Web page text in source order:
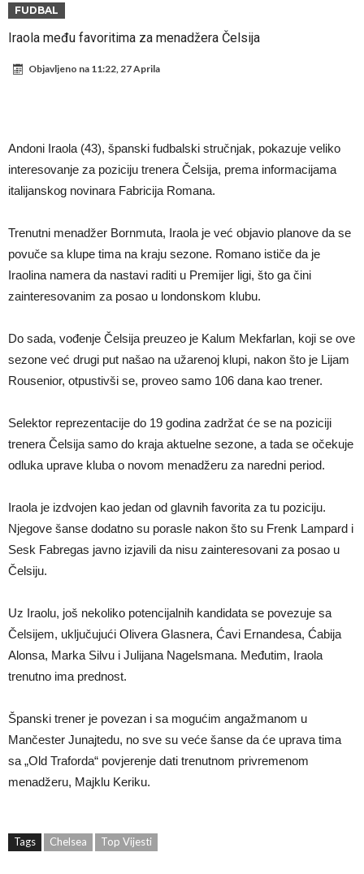
Suđenje o smrti Maradone: Noge su mu bile natečene, nije se htio
Samo dva fudbalska velikana uspjela su ostvariti “nemoguće”! Jedan
od njih je Messi, znate li ko je drugi?
Прijelom u transferu Romera? Inter nema dovoljno sredstava,
FUDBAL
Iraola među favoritima za menadžera Čelsija
Objavljeno na 11:22, 27 Aprila
Andoni Iraola (43), španski fudbalski stručnjak, pokazuje veliko
interesovanje za poziciju trenera Čelsija, prema informacijama
italijanskog novinara Fabricija Romana.
Trenutni menadžer Bornmuta, Iraola je već objavio planove da se
povuče sa klupe tima na kraju sezone. Romano ističe da je
Iraolina namera da nastavi raditi u Premijer ligi, što ga čini
zainteresovanim za posao u londonskom klubu.
Do sada, vođenje Čelsija preuzeo je Kalum Mekfarlan, koji se ove
sezone već drugi put našao na užarenoj klupi, nakon što je Lijam
Rousenior, otpustivši se, proveo samo 106 dana kao trener.
Selektor reprezentacije do 19 godina zadržat će se na poziciji
trenera Čelsija samo do kraja aktuelne sezone, a tada se očekuje
odluka uprave kluba o novom menadžeru za naredni period.
Iraola je izdvojen kao jedan od glavnih favorita za tu poziciju.
Njegove šanse dodatno su porasle nakon što su Frenk Lampard i
Sesk Fabregas javno izjavili da nisu zainteresovani za posao u
Čelsiju.
Uz Iraolu, još nekoliko potencijalnih kandidata se povezuje sa
Čelsijem, uključujući Olivera Glasnera, Ćavi Ernandesa, Ćabija
Alonsa, Marka Silvu i Julijana Nagelsmana. Međutim, Iraola
trenutno ima prednost.
Španski trener je povezan i sa mogućim angažmanom u
Mančester Junajtedu, no sve su veće šanse da će uprava tima
sa „Old Traforda“ povjerenje dati trenutnom privremenom
menadžeru, Majklu Keriku.
Tags Chelsea Top Vijesti